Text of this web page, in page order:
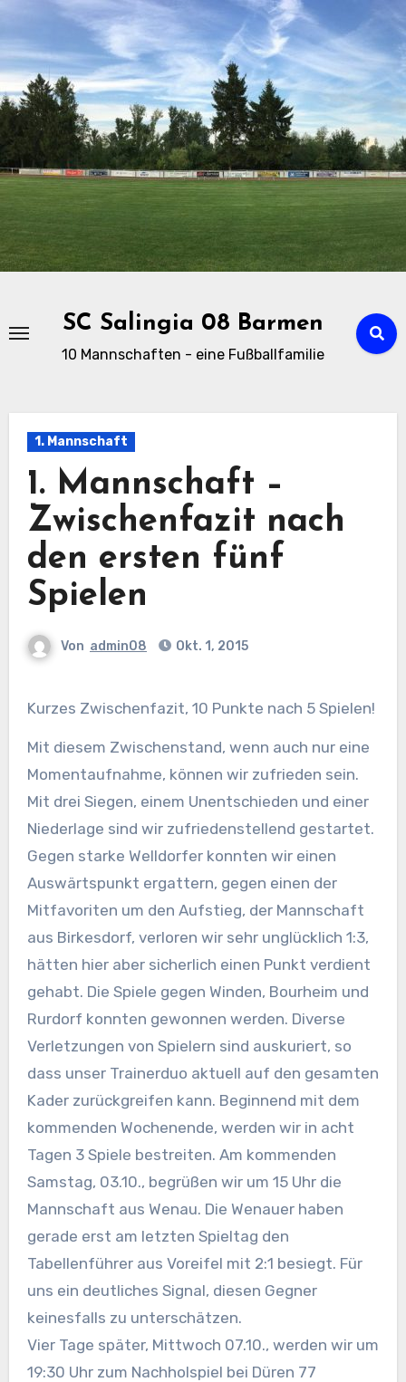
Zu
Inhalten
springen
SC Salingia 08 Barmen
10 Mannschaften - eine Fußballfamilie
1. Mannschaft
1. Mannschaft –
Zwischenfazit nach
den ersten fünf
Spielen
Von admin08 Okt. 1, 2015
Kurzes Zwischenfazit, 10 Punkte nach 5 Spielen!
Mit diesem Zwischenstand, wenn auch nur eine
Momentaufnahme, können wir zufrieden sein.
Mit drei Siegen, einem Unentschieden und einer
Niederlage sind wir zufriedenstellend gestartet.
Gegen starke Welldorfer konnten wir einen
Auswärtspunkt ergattern, gegen einen der
Mitfavoriten um den Aufstieg, der Mannschaft
aus Birkesdorf, verloren wir sehr unglücklich 1:3,
hätten hier aber sicherlich einen Punkt verdient
gehabt. Die Spiele gegen Winden, Bourheim und
Rurdorf konnten gewonnen werden. Diverse
Verletzungen von Spielern sind auskuriert, so
dass unser Trainerduo aktuell auf den gesamten
Kader zurückgreifen kann. Beginnend mit dem
kommenden Wochenende, werden wir in acht
Tagen 3 Spiele bestreiten. Am kommenden
Samstag, 03.10., begrüßen wir um 15 Uhr die
Mannschaft aus Wenau. Die Wenauer haben
gerade erst am letzten Spieltag den
Tabellenführer aus Voreifel mit 2:1 besiegt. Für
uns ein deutliches Signal, diesen Gegner
keinesfalls zu unterschätzen.
Vier Tage später, Mittwoch 07.10., werden wir um
19:30 Uhr zum Nachholspiel bei Düren 77